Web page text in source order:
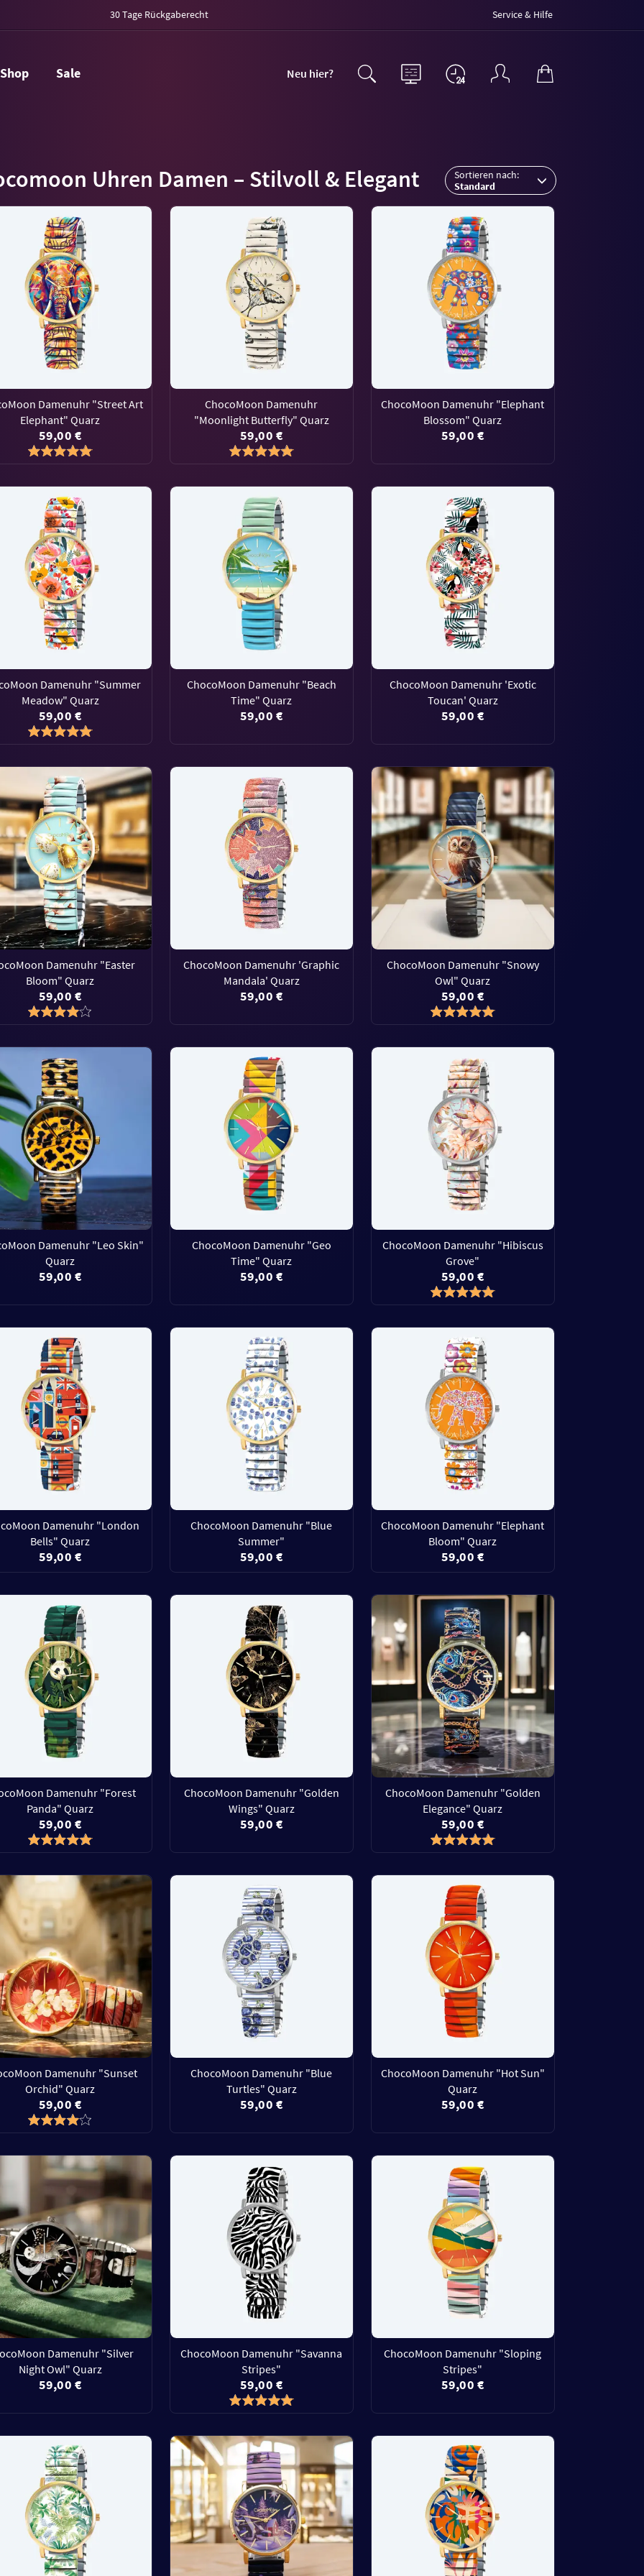
30 Tage Rückgaberecht Service & Hilfe
Shop Sale Neu hier?
Uhren Damen – Stilvoll & Elegant
Sortieren nach:
Standard
Damenuhr "Street Art
Elephant" Quarz
59,00 €
ChocoMoon Damenuhr
"Moonlight Butterfly" Quarz
59,00 €
ChocoMoon Damenuhr "Elephant
Blossom" Quarz
59,00 €
Damenuhr "Summer
Meadow" Quarz
59,00 €
ChocoMoon Damenuhr "Beach
Time" Quarz
59,00 €
ChocoMoon Damenuhr 'Exotic
Toucan' Quarz
59,00 €
Damenuhr "Easter
Bloom" Quarz
59,00 €
ChocoMoon Damenuhr 'Graphic
Mandala' Quarz
59,00 €
ChocoMoon Damenuhr "Snowy
Owl" Quarz
59,00 €
Damenuhr "Leo Skin"
Quarz
59,00 €
ChocoMoon Damenuhr "Geo
Time" Quarz
59,00 €
ChocoMoon Damenuhr "Hibiscus
Grove"
59,00 €
Damenuhr "London
Bells" Quarz
59,00 €
ChocoMoon Damenuhr "Blue
Summer"
59,00 €
ChocoMoon Damenuhr "Elephant
Bloom" Quarz
59,00 €
Damenuhr "Forest
Panda" Quarz
59,00 €
ChocoMoon Damenuhr "Golden
Wings" Quarz
59,00 €
ChocoMoon Damenuhr "Golden
Elegance" Quarz
59,00 €
Damenuhr "Sunset
Orchid" Quarz
59,00 €
ChocoMoon Damenuhr "Blue
Turtles" Quarz
59,00 €
ChocoMoon Damenuhr "Hot Sun"
Quarz
59,00 €
Damenuhr "Silver
Night Owl" Quarz
59,00 €
ChocoMoon Damenuhr "Savanna
Stripes"
59,00 €
ChocoMoon Damenuhr "Sloping
Stripes"
59,00 €